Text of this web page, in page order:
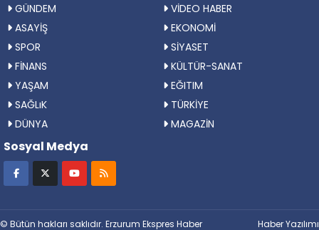
GÜNDEM
VİDEO HABER
ASAYİŞ
EKONOMİ
SPOR
SİYASET
FİNANS
KÜLTÜR-SANAT
YAŞAM
EĞITIM
SAĞLıK
TÜRKİYE
DÜNYA
MAGAZİN
Sosyal Medya
© Bütün hakları saklıdır. Erzurum Ekspres Haber Haber Yazılımı